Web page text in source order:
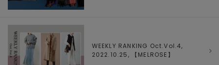
WEEKLY RANKING Oct.Vol.4,
2022.10.25, 【 MELROSE 】